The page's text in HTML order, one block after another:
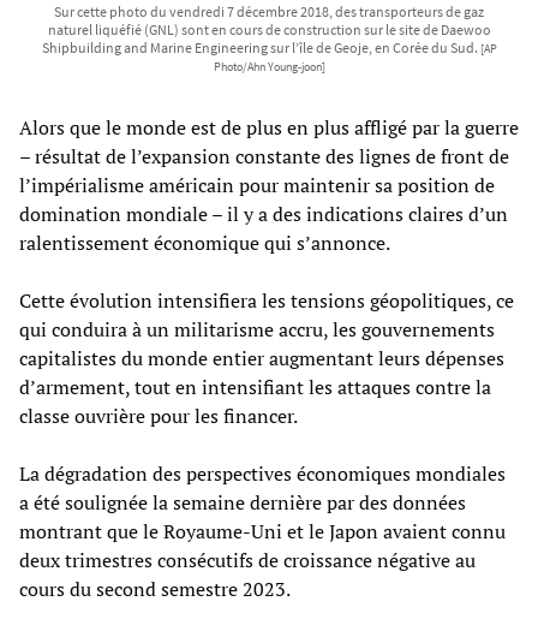
Sur cette photo du vendredi 7 décembre 2018, des transporteurs de gaz
naturel liquéfié (GNL) sont en cours de construction sur le site de Daewoo
Shipbuilding and Marine Engineering sur l’île de Geoje, en Corée du Sud. [AP
Photo/Ahn Young-joon]
Alors que le monde est de plus en plus affligé par la guerre
– résultat de l’expansion constante des lignes de front de
l’impérialisme américain pour maintenir sa position de
domination mondiale – il y a des indications claires d’un
ralentissement économique qui s’annonce.
Cette évolution intensifiera les tensions géopolitiques, ce
qui conduira à un militarisme accru, les gouvernements
capitalistes du monde entier augmentant leurs dépenses
d’armement, tout en intensifiant les attaques contre la
classe ouvrière pour les financer.
La dégradation des perspectives économiques mondiales
a été soulignée la semaine dernière par des données
montrant que le Royaume-Uni et le Japon avaient connu
deux trimestres consécutifs de croissance négative au
cours du second semestre 2023.